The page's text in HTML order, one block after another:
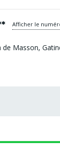
Afficher le
de Masson,